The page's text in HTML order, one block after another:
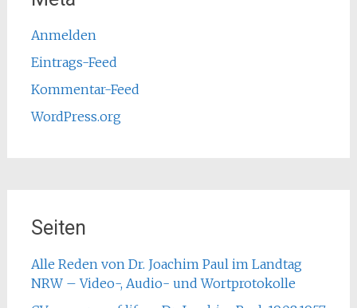
Anmelden
Eintrags-Feed
Kommentar-Feed
WordPress.org
Seiten
Alle Reden von Dr. Joachim Paul im Landtag
NRW – Video-, Audio- und Wortprotokolle